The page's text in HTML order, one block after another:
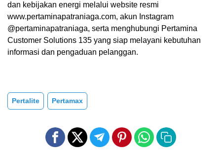
dan kebijakan energi melalui website resmi
www.pertaminapatraniaga.com, akun Instagram
@pertaminapatraniaga, serta menghubungi Pertamina
Customer Solutions 135 yang siap melayani kebutuhan
informasi dan pengaduan pelanggan.
Pertalite Pertamax